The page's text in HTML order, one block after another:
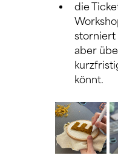
die
storniert
aber
könnt.